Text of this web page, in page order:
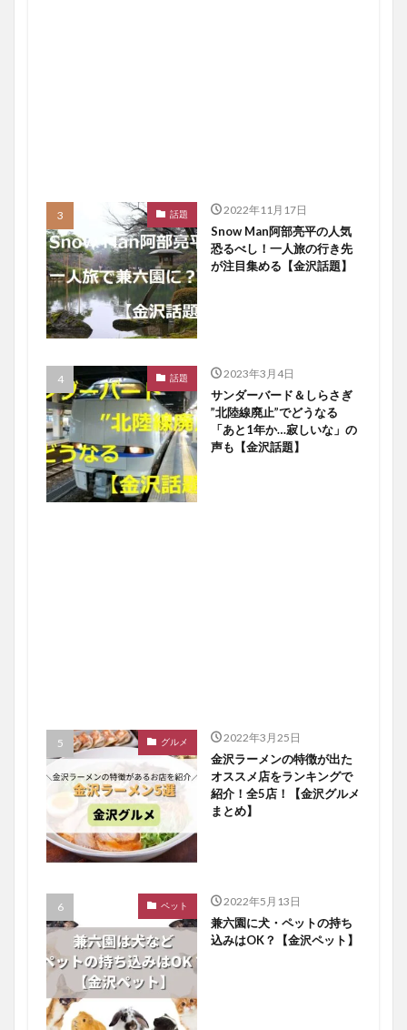
話題 2022年11月17日
Snow Man阿部亮平の人気
恐るべし！一人旅の行き先
が注目集める【金沢話題】
話題 2023年3月4日
サンダーバード＆しらさぎ
”北陸線廃止”でどうなる
「あと1年か…寂しいな」の
声も【金沢話題】
グルメ 2022年3月25日
金沢ラーメンの特徴が出た
オススメ店をランキングで
紹介！全5店！【金沢グルメ
まとめ】
ペット 2022年5月13日
兼六園に犬・ペットの持ち
込みはOK？【金沢ペット】